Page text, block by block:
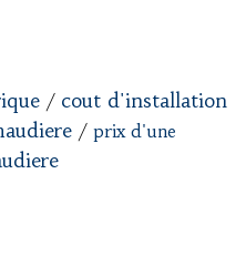
/ cout d'installation
/ prix d'une